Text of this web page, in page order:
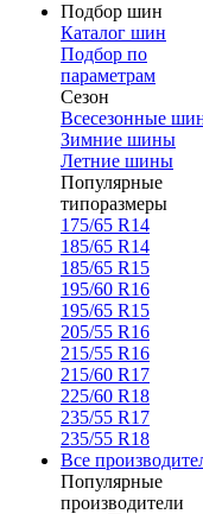
Подбор шин
Каталог шин
Подбор по
параметрам
Сезон
Всесезонные
Зимние шины
Летние шины
Популярные
типоразмеры
175/65 R14
185/65 R14
185/65 R15
195/60 R16
195/65 R15
205/55 R16
215/55 R16
215/60 R17
225/60 R18
235/55 R17
235/55 R18
Все
Популярные
производители